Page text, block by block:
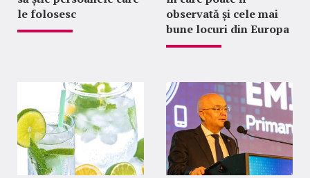
le folosesc
observată și cele mai
bune locuri din Europa